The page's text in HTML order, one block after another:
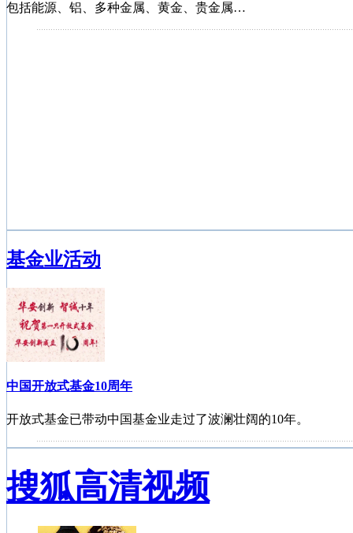
包括能源、铝、多种金属、黄金、贵金属…
基金业活动
中国开放式基金10周年
开放式基金已带动中国基金业走过了波澜壮阔的10年。
中国基金投资者服务巡讲活动苏州站
搜狐高清视频